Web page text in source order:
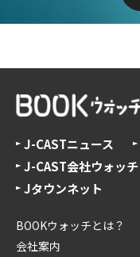
J-CASTニュース
J-CAST会社ウォッチ
Jタウンネット
BOOKウォッチとは？
会社案内